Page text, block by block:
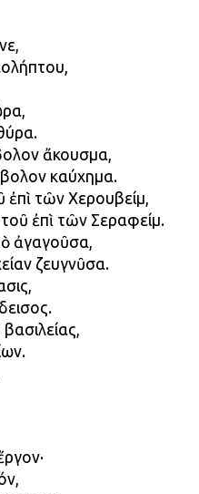
ἄκουσμα,
καύχημα.
ἐπὶ τῶν Χερουβείμ,
ἐπὶ τῶν Σεραφείμ.
ἀγαγοῦσα,
ζευγνῦσα.